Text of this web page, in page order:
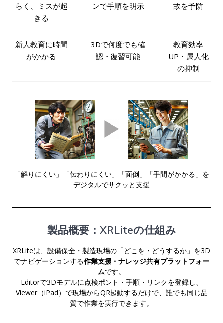
らく、ミスが起
きる
ンで手順を明示
故を予防
新人教育に時間
がかかる
3Dで何度でも確
認・復習可能
教育効率
UP・属人化
の抑制
「解りにくい」「伝わりにくい」「面倒」「手間がかかる」を
デジタルでサクッと支援
製品概要：XRLiteの仕組み
XRLiteは、設備保全・製造現場の 「どこを・どうするか」を3D
でナビゲーションする作業支援・ナレッジ共有プラットフォー
ムです。
Editorで3Dモデルに点検ポント・手順・リンクを登録し、
Viewer（iPad）で現場からQR起動するだけで、 誰でも同じ品
質で作業を実行できます。